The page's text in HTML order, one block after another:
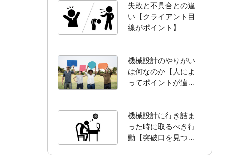
失敗と不具合との違
い【クライアント目
線がポイント】
機械設計のやりがい
は何なのか【人によ
ってポイントが違い
機械設計に行き詰ま
った時に取るべき行
動【突破口を見つけ